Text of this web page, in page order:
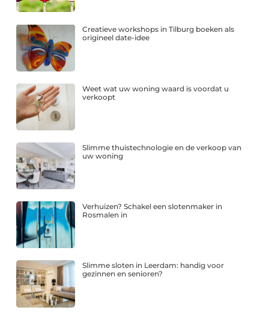
Creatieve workshops in Tilburg boeken als
origineel date-idee
Weet wat uw woning waard is voordat u
verkoopt
Slimme thuistechnologie en de verkoop van
uw woning
Verhuizen? Schakel een slotenmaker in
Rosmalen in
Slimme sloten in Leerdam: handig voor
gezinnen en senioren?